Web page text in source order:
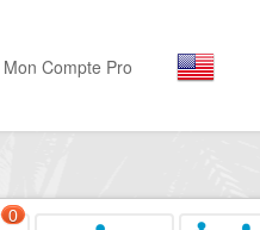
Mon Compte Pro
0